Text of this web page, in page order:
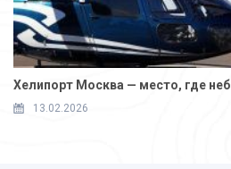
Хелипорт Москва — место, где
13.02.2026